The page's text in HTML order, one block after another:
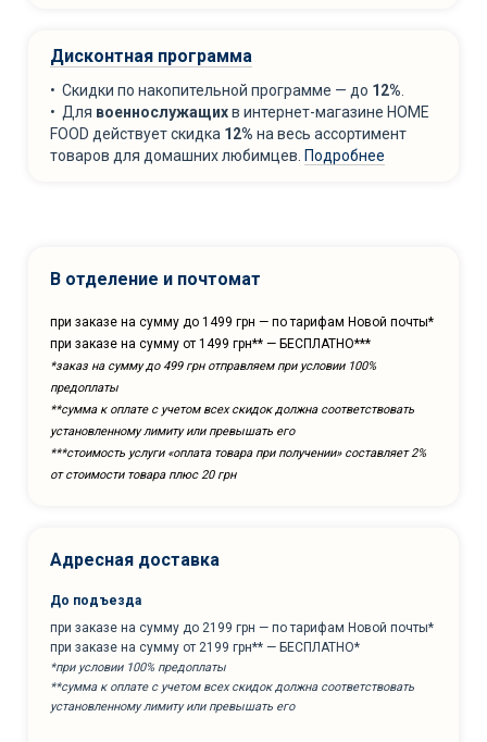
Дисконтная программа
• Скидки по накопительной программе — до 12%
• Для военнослужащихв интернет-магазине HOME
FOOD действует скидка 12% на весь ассортимент
товаров для домашних любимцев. Подробнее
В отделение и почтомат
при заказе на сумму до 1499 грн — по тарифам Новой почты*
при заказе на сумму от 1499 грн** — БЕСПЛАТНО***
*заказ на сумму до 499 грн отправляем при условии 100%
предоплаты
**сумма к оплате с учетом всех скидок должна соответствовать
установленному лимиту или превышать его
***cтоимость услуги «оплата товара при получении» составляет 2%
от стоимости товара плюс 20 грн
Адресная доставка
До подъезда
при заказе на сумму до 2199 грн — по тарифам Новой почты*
при заказе на сумму от 2199 грн** — БЕСПЛАТНО*
*при условии 100% предоплаты
**сумма к оплате с учетом всех скидок должна соответствовать
установленному лимиту или превышать его